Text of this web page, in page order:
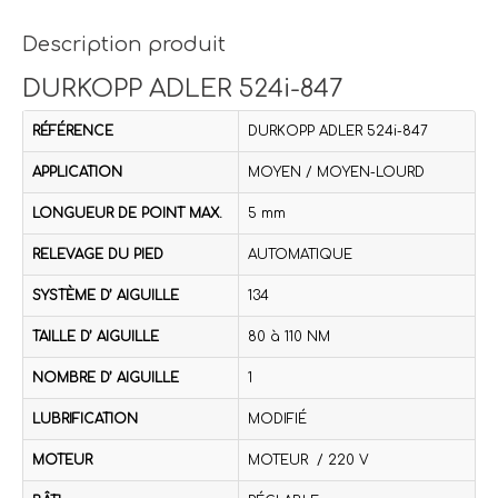
Description produit
DURKOPP ADLER 524i-847
RÉFÉRENCE DURKOPP ADLER 524i-847
APPLICATION MOYEN / MOYEN-LOURD
LONGUEUR DE POINT MAX. 5 mm
RELEVAGE DU PIED AUTOMATIQUE
SYSTÈME D’ AIGUILLE 134
TAILLE D’ AIGUILLE 80 à 110 NM
NOMBRE D’ AIGUILLE 1
LUBRIFICATION MODIFIÉ
MOTEUR MOTEUR / 220 V